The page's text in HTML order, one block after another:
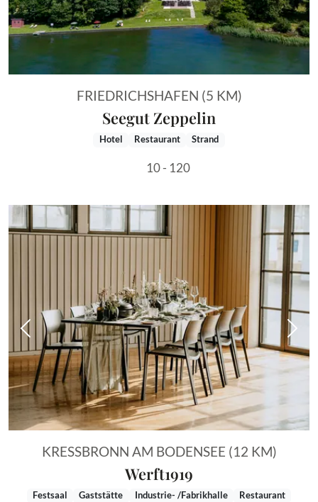
FRIEDRICHSHAFEN (5 KM)
Seegut Zeppelin
Hotel Restaurant Strand
10 - 120
Vorheriges Bild
KRESSBRONN AM BODENSEE (12 KM)
Werft1919
Festsaal Gaststätte Industrie- /Fabrikhalle
Restaurant